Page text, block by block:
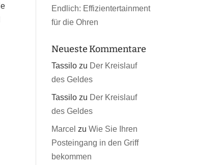
Endlich: Effizientertainment
für die Ohren
Neueste Kommentare
Tassilo zu Der Kreislauf
des Geldes
Tassilo zu Der Kreislauf
des Geldes
Marcel zuWie Sie Ihren
Posteingang in den Griff
bekommen